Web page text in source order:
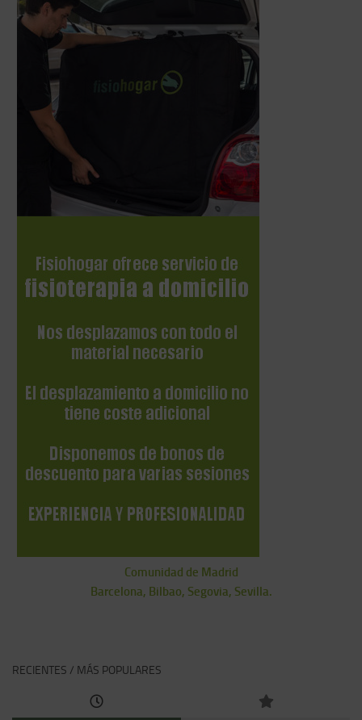
Comunidad de Madrid
Barcelona, Bilbao, Segovia, Sevilla.
RECIENTES / MÁS POPULARES